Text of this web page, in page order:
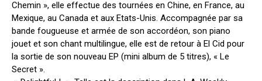
Chemin », elle effectue des tournées en Chine, en France, au
Mexique, au Canada et aux Etats-Unis. Accompagnée par sa
bande fougueuse et armée de son accordéon, son piano
jouet et son chant multilingue, elle est de retour à El Cid pour
la sortie de son nouveau EP (mini album de 5 titres), « Le
Secret ».